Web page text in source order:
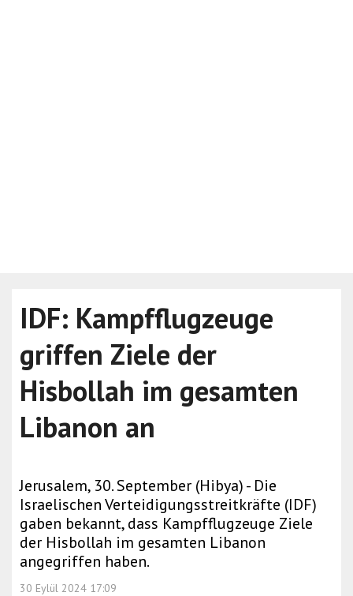
IDF: Kampfflugzeuge
griffen Ziele der
Hisbollah im gesamten
Libanon an
Jerusalem, 30. September (Hibya) - Die
Israelischen Verteidigungsstreitkräfte (IDF)
gaben bekannt, dass Kampfflugzeuge Ziele
der Hisbollah im gesamten Libanon
angegriffen haben.
30 Eylül 2024 17:09